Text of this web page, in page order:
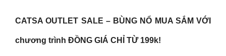
CATSA OUTLET SALE – BÙNG NỔ MUA SẮM VỚI
chương trình ĐỒNG GIÁ CHỈ TỪ 199k!